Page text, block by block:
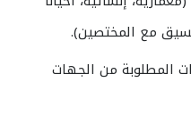
مع المختصين).
المطلوبة من الجهات